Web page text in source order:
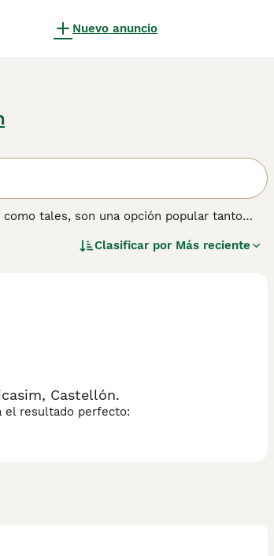
Nuevo anuncio
tales, son una opción popular tanto
sus dueños coincide con la apariencia
raza de perro.
Clasificar por Más reciente
Castellón.
el resultado perfecto: